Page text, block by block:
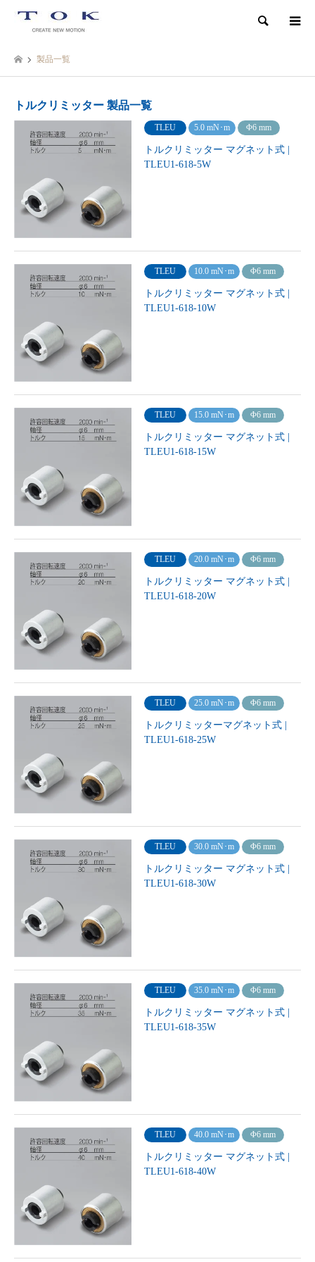
検索
製品一覧
トルクリミッター 製品一覧
TLEU 5.0 mN･m Φ6 mm
トルクリミッター マグネット式 |
TLEU1-618-5W
TLEU 10.0 mN･m Φ6 mm
トルクリミッター マグネット式 |
TLEU1-618-10W
TLEU 15.0 mN･m Φ6 mm
トルクリミッター マグネット式 |
TLEU1-618-15W
TLEU 20.0 mN･m Φ6 mm
トルクリミッター マグネット式 |
TLEU1-618-20W
TLEU 25.0 mN･m Φ6 mm
トルクリミッターマグネット式 |
TLEU1-618-25W
TLEU 30.0 mN･m Φ6 mm
トルクリミッター マグネット式 |
TLEU1-618-30W
TLEU 35.0 mN･m Φ6 mm
トルクリミッター マグネット式 |
TLEU1-618-35W
TLEU 40.0 mN･m Φ6 mm
トルクリミッター マグネット式 |
TLEU1-618-40W